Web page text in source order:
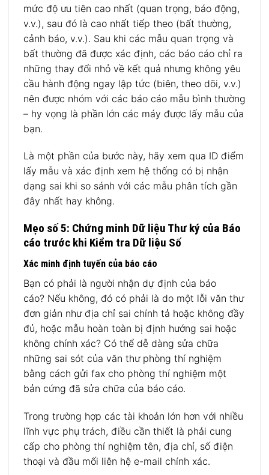
mức độ ưu tiên cao nhất (quan trọng, báo động,
v.v.), sau đó là cao nhất tiếp theo (bất thường,
cảnh báo, v.v.). Sau khi các mẫu quan trọng và
bất thường đã được xác định, các báo cáo chỉ ra
những thay đổi nhỏ về kết quả nhưng không yêu
cầu hành động ngay lập tức (biên, theo dõi, v.v.)
nên được nhóm với các báo cáo mẫu bình thường
– hy vọng là phần lớn các máy được lấy mẫu của
bạn.
Là một phần của bước này, hãy xem qua ID điểm
lấy mẫu và xác định xem hệ thống có bị nhận
dạng sai khi so sánh với các mẫu phân tích gần
đây nhất hay không.
Mẹo số 5: Chứng minh Dữ liệu Thư ký của Báo
cáo trước khi Kiểm tra Dữ liệu Số
Xác minh định tuyến của báo cáo
Bạn có phải là người nhận dự định của báo
cáo? Nếu không, đó có phải là do một lỗi văn thư
đơn giản như địa chỉ sai chính tả hoặc không đầy
đủ, hoặc mẫu hoàn toàn bị định hướng sai hoặc
không chính xác? Có thể dễ dàng sửa chữa
những sai sót của văn thư phòng thí nghiệm
bằng cách gửi fax cho phòng thí nghiệm một
bản cứng đã sửa chữa của báo cáo.
Trong trường hợp các tài khoản lớn hơn với nhiều
lĩnh vực phụ trách, điều cần thiết là phải cung
cấp cho phòng thí nghiệm tên, địa chỉ, số điện
thoại và đầu mối liên hệ e-mail chính xác.